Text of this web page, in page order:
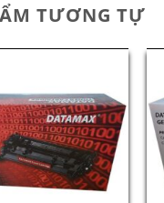
TƯƠNG TỰ